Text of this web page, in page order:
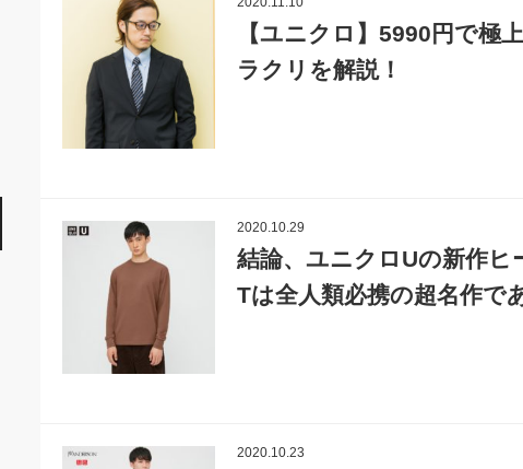
【ユニクロ】5990円で極
ラクリを解説！
2020.10.29
結論、ユニクロUの新作
Tは全人類必携の超名作で
2020.10.23